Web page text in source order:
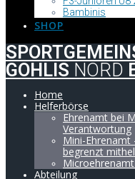
Bambinis
SHOP
GOHLIS NORD
Home
Helferbörse
Ehrenamt bei
Verantwortung
Mini-Ehrenamt
begrenzt
Abteilung